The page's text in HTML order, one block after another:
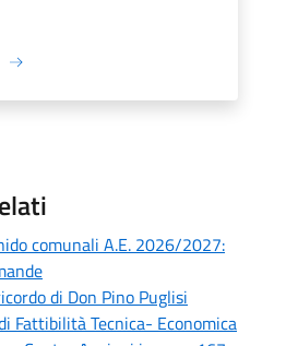
comunali A.E. 2026/2027:
di Don Pino Puglisi
Fattibilità Tecnica- Economica